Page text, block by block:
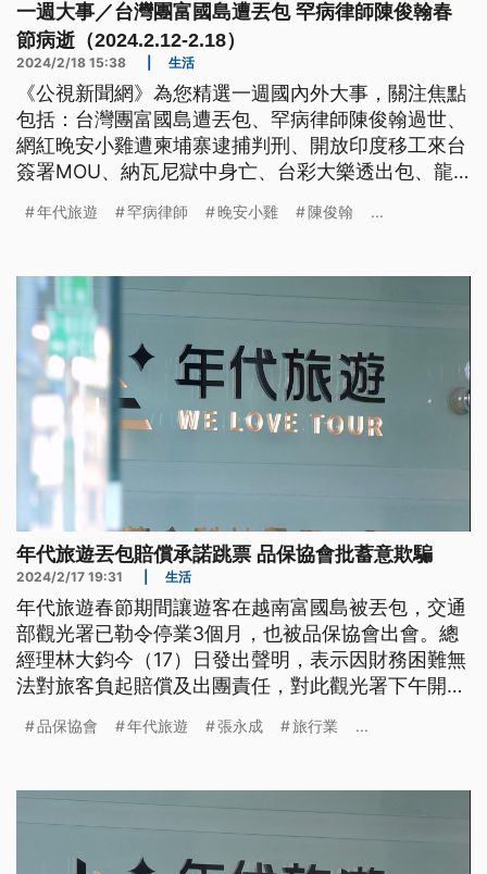
一週大事／台灣團富國島遭丟包 罕病律師陳俊翰春
節病逝（2024.2.12-2.18）
2024/2/18 15:38 生活
《公視新聞網》為您精選一週國內外大事，關注焦點
包括：台灣團富國島遭丟包、罕病律師陳俊翰過世、
網紅晚安小雞遭柬埔寨逮捕判刑、開放印度移工來台
簽署MOU、納瓦尼獄中身亡、台彩大樂透出包、龍
年代旅遊 罕病律師 晚安小雞 陳俊翰 ...
年代旅遊丟包賠償承諾跳票 品保協會批蓄意欺騙
2024/2/17 19:31 生活
年代旅遊春節期間讓遊客在越南富國島被丟包，交通
部觀光署已勒令停業3個月，也被品保協會出會。總
經理林大鈞今（17）日發出聲明，表示因財務困難無
法對旅客負起賠償及出團責任，對此觀光署下午開記
行為是蓄意詐欺、騙錢，要協助消費者提起集體訴
品保協會 年代旅遊 張永成 旅行業 ...